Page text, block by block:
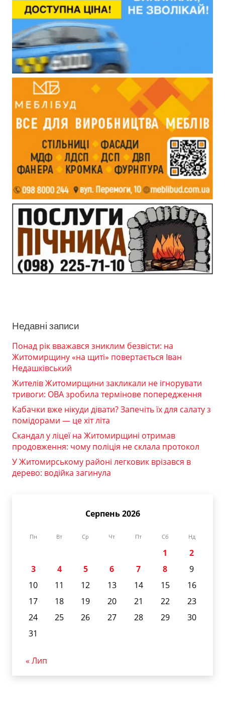
Недавні записи
Понад рік вважався зниклим безвісти: на
Житомирщину «на щиті» повертається Іван
Недашківський
Жителів Житомирщини закликали не ігнорувати
тривоги: ОВА зробила термінове попередження
Кабачки вже нікуди дівати? Запечіть їх для салату з
помідорами — це хіт літа
Скандал у ліцеї на Житомирщині отримав
продовження: чому поліція не склала протокол
У Житомирському районі легковик врізався в
дерево: водійка загинула
Серпень 2026
Пн Вт Ср Чт Пт Сб Нд
1
2
3
4 5 6 7 8
9
10
11 12 13 14 15
16
17
18 19 20 21 22
23
24
25 26 27 28 29
30
31
« Лип